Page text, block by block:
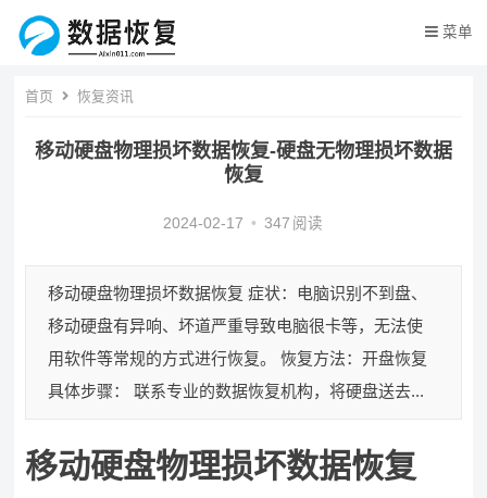
菜单
首页 恢复资讯
移动硬盘物理损坏数据恢复-硬盘无物理损坏数据
恢复
2024-02-17 • 347 阅读
移动硬盘物理损坏数据恢复 症状：电脑识别不到盘、
移动硬盘有异响、坏道严重导致电脑很卡等，无法使
用软件等常规的方式进行恢复。 恢复方法：开盘恢复
具体步骤： 联系专业的数据恢复机构，将硬盘送去...
移动硬盘物理损坏数据恢复